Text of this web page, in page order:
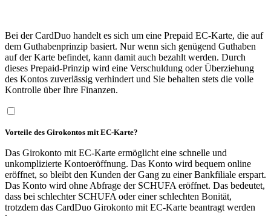
Bei der CardDuo handelt es sich um eine Prepaid EC-Karte, die auf
dem Guthabenprinzip basiert. Nur wenn sich genügend Guthaben
auf der Karte befindet, kann damit auch bezahlt werden. Durch
dieses Prepaid-Prinzip wird eine Verschuldung oder Überziehung
des Kontos zuverlässig verhindert und Sie behalten stets die volle
Kontrolle über Ihre Finanzen.
Vorteile des Girokontos mit EC-Karte?
Das Girokonto mit EC-Karte ermöglicht eine schnelle und
unkomplizierte Kontoeröffnung. Das Konto wird bequem online
eröffnet, so bleibt den Kunden der Gang zu einer Bankfiliale erspart.
Das Konto wird ohne Abfrage der SCHUFA eröffnet. Das bedeutet,
dass bei schlechter SCHUFA oder einer schlechten Bonität,
trotzdem das CardDuo Girokonto mit EC-Karte beantragt werden